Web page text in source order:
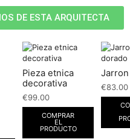
DE ESTA ARQUITECTA
Pieza etnica
decorativa
€99.00
COMPRAR
EL
PRODUCTO
€83.00